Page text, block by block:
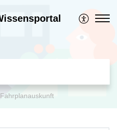
Fahrplanauskunft